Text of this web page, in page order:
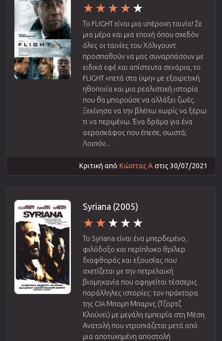
Το FLIGHT είναι μια υπέροχη ταινία! Σε
μια μέρα και μια εποχή όπου σχεδόν
όλες οι ταινίες του Χόλιγουντ
προσπαθούν να μας συναρπάσουν με
ειδικά εφέ και απίστευτα σενάρια, το
FLIGHT «πετά στα ύψη» με εξαιρετική
ηθοποιία και μια ρεαλιστική ιστορία
που θα μπορούσε να αλλάξει ζωές.
Ξεκίνησα να την βλέπω χωρίς να ξέρω
τι να περιμένω. Ένα δράμα για ένα
αεροσκάφος που έπεσε, σωστά;
Λοιπόν...
Κριτική από Κώστας Α στις 30/07/2021
Syriana (2005)
Το Syriana είναι ένα μπερδεμένο,
φιλόδοξο και περίπλοκο θρίλερ
διαφθοράς και εξουσίας που
σχετίζεται με την πετρελαϊκή
βιομηχανία που αφηγείται τέσσερις
παράλληλες ιστορίες: τον πράκτορα
της CIA Μπομπ Μπαρνς (Τζορτζ
Κλούνεϊ) με μεγάλη εμπειρία στη Μέση
Ανατολή που ντροπιάζεται μετά από
μια αποτυχημένη αποστολή